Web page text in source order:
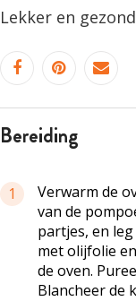
Lekker en
bereiding
1
Verwarm de
van de
partjes, en
met olijfolie
de oven.
Blancheer de